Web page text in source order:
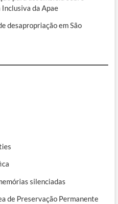
da Apae
desapropriação em São
silenciadas
de Preservação Permanente